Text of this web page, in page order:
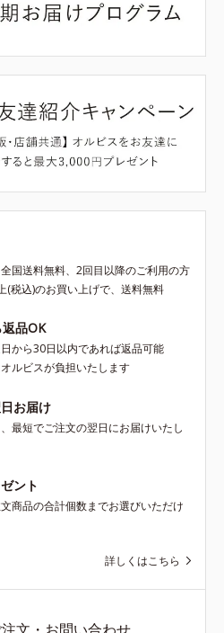
国送料無料、2回目以降のご利用の方
(税込)のお買い上げで、送料無料
品OK
から30日以内であれば返品可能
ルビスが負担いたします
お届け
最短でご注文の翌日にお届けいたし
ント
商品の合計個数までお選びいただけ
詳しくはこちら